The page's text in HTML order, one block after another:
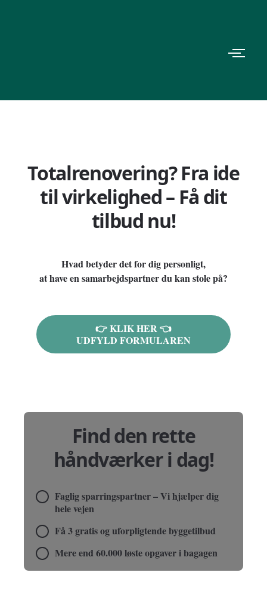
Totalrenovering? Fra ide
til virkelighed – Få dit
tilbud nu!
Hvad betyder det for dig personligt,
at have en samarbejdspartner du kan stole på?
👉 KLIK HER 👈
UDFYLD FORMULAREN
Find den rette
håndværker i dag!
Faglig sparringspartner – Vi hjælper dig
hele vejen
Få 3 gratis og uforpligtende byggetilbud
Mere end 60.000 løste opgaver i bagagen